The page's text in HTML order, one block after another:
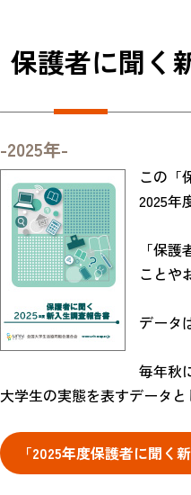
保護者に聞く
-2025年-
この「
2025年
「保
ことや
データ
毎年秋
大学生の実態を表すデータ
「2025年度保護者に聞く